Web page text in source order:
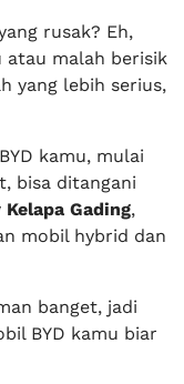
rusak? Eh,
atau malah berisik
yang lebih serius,
kamu, mulai
bisa ditangani
Gading,
mobil hybrid dan
banget, jadi
BYD kamu biar